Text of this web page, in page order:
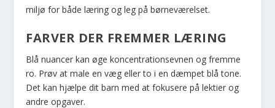
miljø for både læring og leg på børneværelset.
FARVER DER FREMMER LÆRING
Blå nuancer kan øge koncentrationsevnen og fremme
ro. Prøv at male en væg eller to i en dæmpet blå tone.
Det kan hjælpe dit barn med at fokusere på lektier og
andre opgaver.